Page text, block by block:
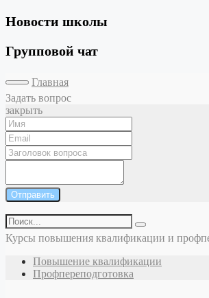
Новости школы
Групповой чат
Главная
Задать вопрос
закрыть
Отправить
Курсы повышения квалификации и
Повышение квалификации
Профпереподготовка